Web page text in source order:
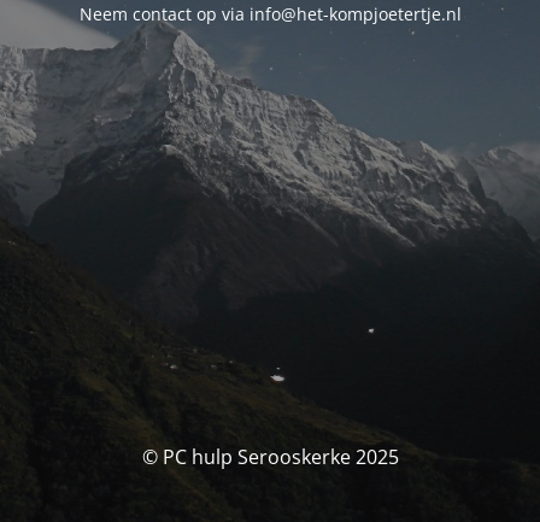
Neem contact op via info@het-kompjoetertje.nl
© PC hulp Serooskerke 2025